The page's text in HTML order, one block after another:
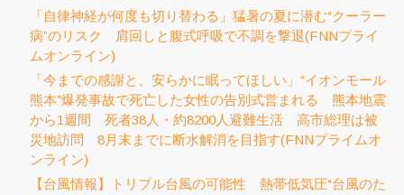
「自律神経が何度も切り替わる」猛暑の夏に潜む“クーラー
病”のリスク 肩回しと腹式呼吸で不調を撃退(FNNプライ
ムオンライン)
「今までの感謝と、安らかに眠ってほしい」“イオンモール
熊本”爆発事故で死亡した女性の告別式営まれる 熊本地震
から1週間 死者38人・約8200人避難生活 高市総理は被
災地訪問 8月末までに断水解消を目指す(FNNプライムオ
ンライン)
【台風情報】トリプル台風の可能性 熱帯低気圧“台風のた